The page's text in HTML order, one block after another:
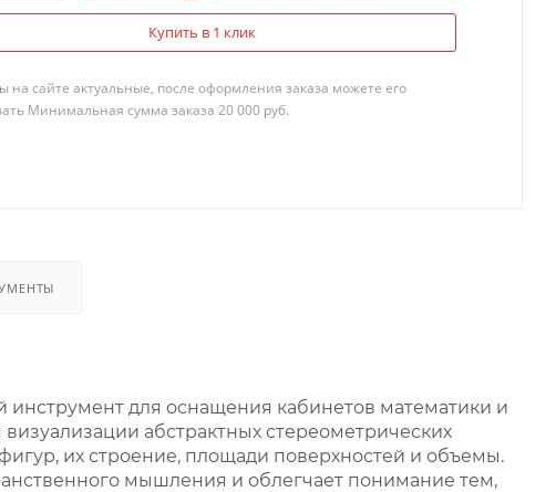
Купить в 1 клик
на сайте актуальные, после оформления заказа можете его
Минимальная сумма заказа 20 000 руб.
инструмент для оснащения кабинетов математики и
абстрактных стереометрических
их строение, площади поверхностей и объемы.
мышления и облегчает понимание тем,